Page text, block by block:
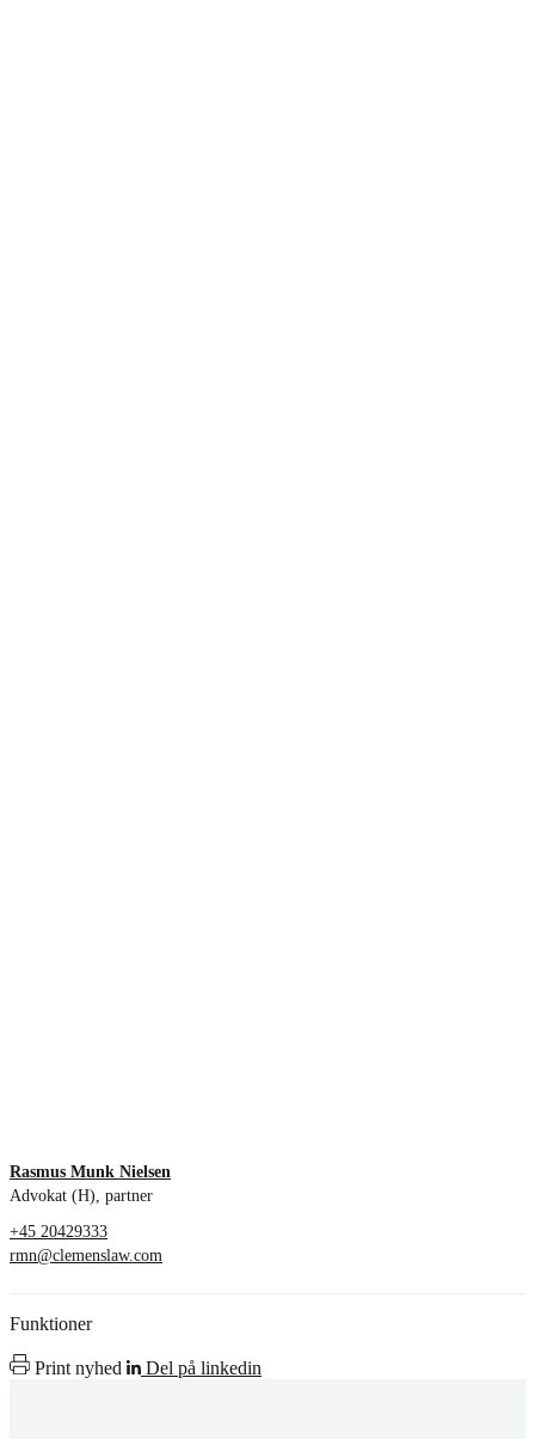
Rasmus Munk Nielsen
Advokat (H), partner
+45 20429333
rmn@clemenslaw.com
Funktioner
Print nyhed Del på linkedin